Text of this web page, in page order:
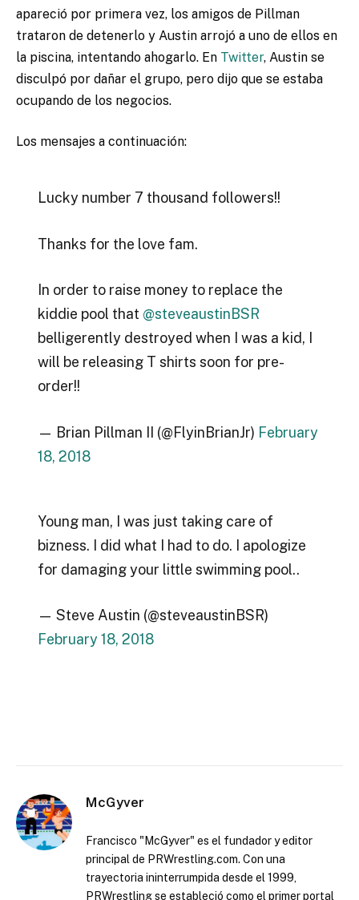
apareció por primera vez, los amigos de Pillman
trataron de detenerlo y Austin arrojó a uno de ellos en
la piscina, intentando ahogarlo. En Twitter, Austin se
disculpó por dañar el grupo, pero dijo que se estaba
ocupando de los negocios.
Los mensajes a continuación:
Lucky number 7 thousand followers!!
Thanks for the love fam.
In order to raise money to replace the
kiddie pool that @steveaustinBSR
belligerently destroyed when I was a kid, I
will be releasing T shirts soon for pre-
order!!
— Brian Pillman II (@FlyinBrianJr) February
18, 2018
Young man, I was just taking care of
bizness. I did what I had to do. I apologize
for damaging your little swimming pool..
— Steve Austin (@steveaustinBSR)
February 18, 2018
McGyver
Francisco "McGyver" es el fundador y editor
principal de PRWrestling.com. Con una
trayectoria ininterrumpida desde el 1999,
PRWrestling se estableció como el primer portal